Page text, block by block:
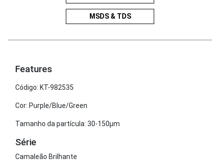
MSDS & TDS
Features
Código: KT-982535
Cor: Purple/Blue/Green
Tamanho da partícula: 30-150μm
Série
Camaleão Brilhante